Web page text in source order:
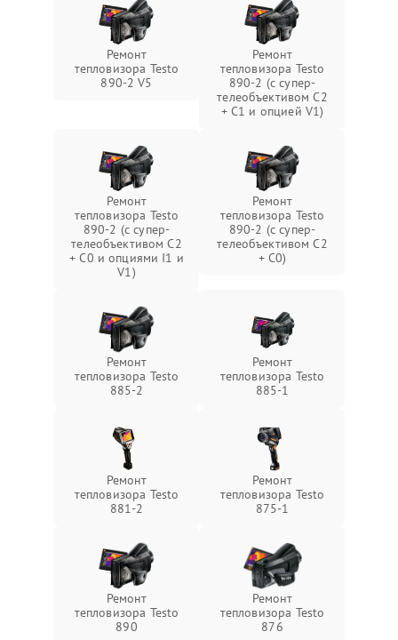
Ремонт
тепловизора Testo
890-2 V5
Ремонт
тепловизора Testo
890-2 (c супер-
телеобъективом C2
+ C1 и опцией V1)
Ремонт
тепловизора Testo
890-2 (c супер-
телеобъективом C2
+ C0 и опциями I1 и
V1)
Ремонт
тепловизора Testo
890-2 (c супер-
телеобъективом C2
+ C0)
Ремонт
тепловизора Testo
885-2
Ремонт
тепловизора Testo
885-1
Ремонт
тепловизора Testo
881-2
Ремонт
тепловизора Testo
875-1
Ремонт
тепловизора Testo
890
Ремонт
тепловизора Testo
876